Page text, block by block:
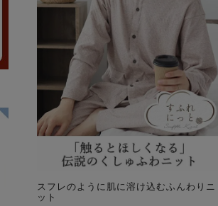
スフレのように肌に溶け込むふんわりニ
ット